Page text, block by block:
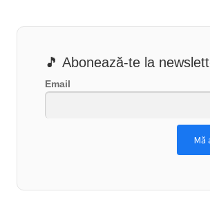
🎵 Abonează-te la
Email